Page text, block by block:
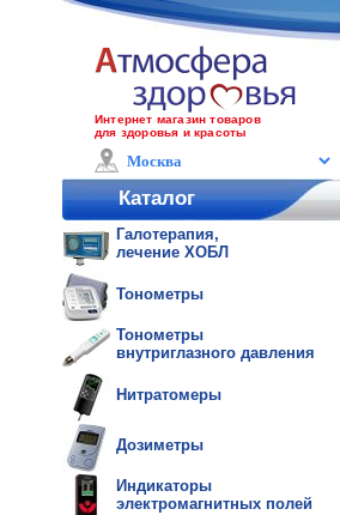
Интернет магазин товаров
для здоровья и красоты
Каталог
Галотерапия,
лечение ХОБЛ
Тонометры
Тонометры
внутриглазного давления
Нитратомеры
Дозиметры
Индикаторы
электромагнитных полей